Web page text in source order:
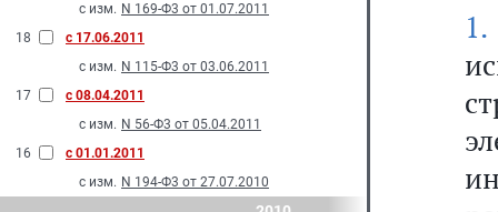
с изм. N 169-Ф3 от 01.07.2011
18
с 17.06.2011
с изм. N 115-Ф3 от 03.06.2011
17
с 08.04.2011
с изм. N 56-Ф3 от 05.04.2011
16
с 01.01.2011
с изм. N 194-Ф3 от 27.07.2010
1.